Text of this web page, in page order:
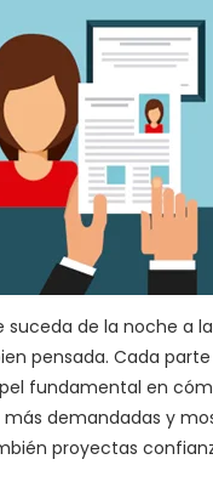
de la noche a
pensada. Cada
fundamental en
demandadas y
proyectas